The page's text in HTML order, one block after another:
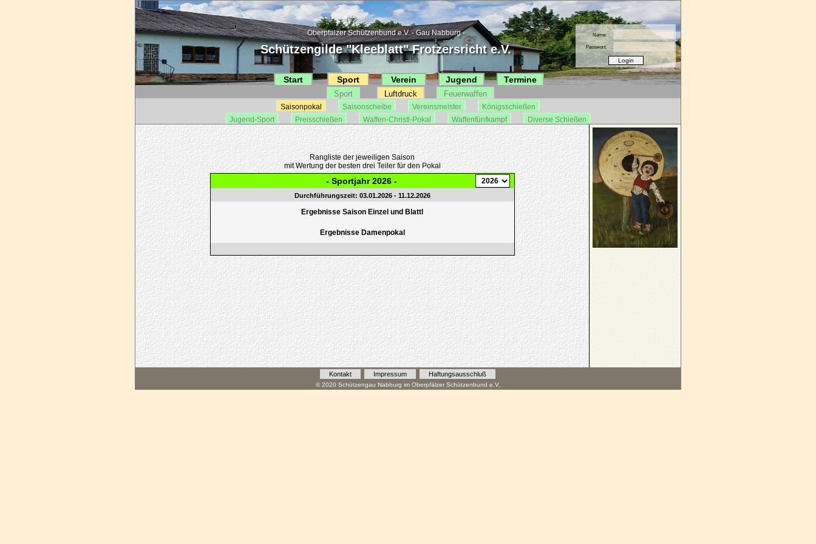
Oberpfälzer Schützenbund e.V. - Gau Nabburg -
Schützengilde "Kleeblatt" Frotzersricht e.V.
Name:
Passwort:
Start Sport Verein Jugend Termine
Sport Luftdruck Feuerwaffen
Saisonpokal Saisonscheibe Vereinsmeister
Königsschießen
Jugend-Sport
Preisschießen Waffen-Christl-Pokal Waffenfünfkampf Diverse Schießen
Rangliste der jeweiligen Saison
mit Wertung der besten drei Teiler für den Pokal
- Sportjahr 2026 -
Durchführungszeit: 03.01.2026 - 11.12.2026
Ergebnisse Saison Einzel und Blattl
Ergebnisse Damenpokal
Kontakt Impressum Haftungsausschluß
© 2020 Schützengau Nabburg im Oberpfälzer Schützenbund e.V.